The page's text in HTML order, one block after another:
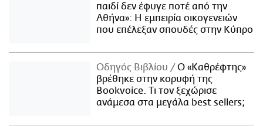
παιδί δεν έφυγε ποτέ από την
Αθήνα»: Η εμπειρία οικογενειών
που επέλεξαν σπουδές στην Κύπρο
Οδηγός Βιβλίου
Ο «Καθρέφτης»
βρέθηκε στην κορυφή της
Bookvoice. Τι τον ξεχώρισε
ανάμεσα στα μεγάλα best sellers;